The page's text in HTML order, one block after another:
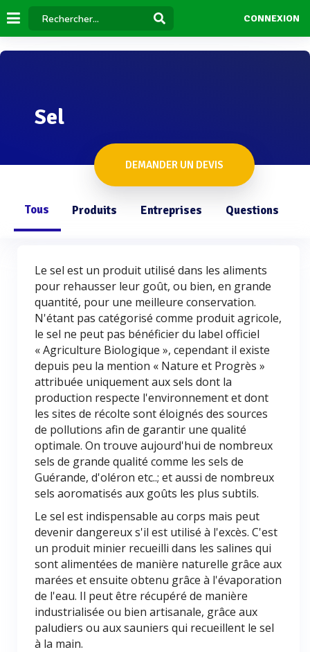
CONNEXION
Sel
DEMANDER UN DEVIS
Tous Produits Entreprises Questions
Le sel est un produit utilisé dans les aliments
pour rehausser leur goût, ou bien, en grande
quantité, pour une meilleure conservation.
N'étant pas catégorisé comme produit agricole,
le sel ne peut pas bénéficier du label officiel
« Agriculture Biologique », cependant il existe
depuis peu la mention « Nature et Progrès »
attribuée uniquement aux sels dont la
production respecte l'environnement et dont
les sites de récolte sont éloignés des sources
de pollutions afin de garantir une qualité
optimale. On trouve aujourd'hui de nombreux
sels de grande qualité comme les sels de
Guérande, d'oléron etc..; et aussi de nombreux
sels aoromatisés aux goûts les plus subtils.
Le sel est indispensable au corps mais peut
devenir dangereux s'il est utilisé à l'excès. C'est
un produit minier recueilli dans les salines qui
sont alimentées de manière naturelle grâce aux
marées et ensuite obtenu grâce à l'évaporation
de l'eau. Il peut être récupéré de manière
industrialisée ou bien artisanale, grâce aux
paludiers ou aux sauniers qui recueillent le sel
à la main.